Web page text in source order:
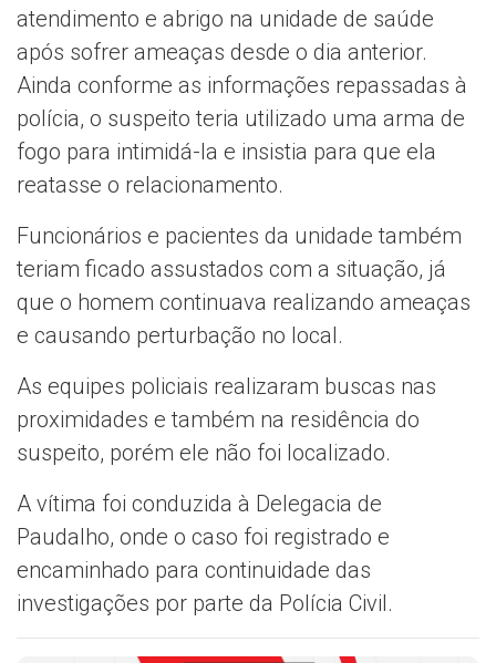
atendimento e abrigo na unidade de saúde
após sofrer ameaças desde o dia anterior.
Ainda conforme as informações repassadas à
polícia, o suspeito teria utilizado uma arma de
fogo para intimidá-la e insistia para que ela
reatasse o relacionamento.
Funcionários e pacientes da unidade também
teriam ficado assustados com a situação, já
que o homem continuava realizando ameaças
e causando perturbação no local.
As equipes policiais realizaram buscas nas
proximidades e também na residência do
suspeito, porém ele não foi localizado.
A vítima foi conduzida à Delegacia de
Paudalho, onde o caso foi registrado e
encaminhado para continuidade das
investigações por parte da Polícia Civil.